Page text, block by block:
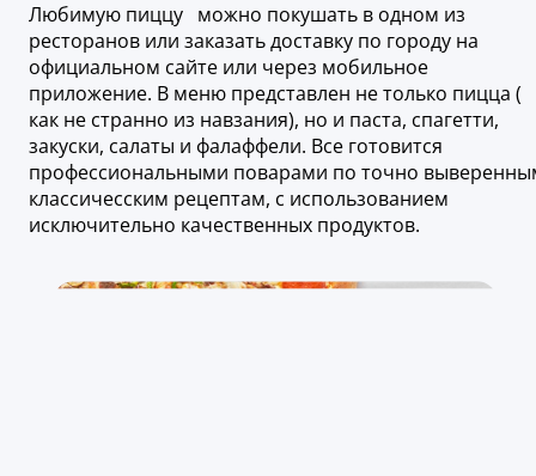
Любимую пиццу можно покушать в одном из
ресторанов или заказать доставку по городу на
официальном сайте или через мобильное
приложение. В меню представлен не только пицца (
как не странно из навзания), но и паста, спагетти,
закуски, салаты и фалаффели. Все готовится
профессиональными поварами по точно
классичесским рецептам, с использованием
исключительно качественных продуктов.